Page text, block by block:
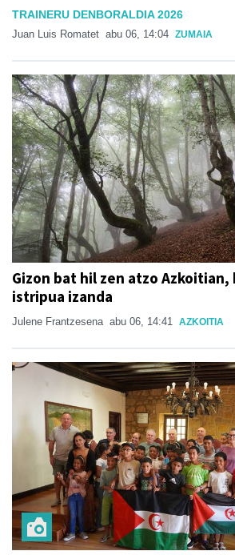
TRAINERU DENBORALDIA 2026
Juan Luis Romatet abu 06, 14:04 ZUMAIA
Gizon bat hil zen atzo Azkoitian,
istripua izanda
Julene Frantzesena abu 06, 14:41 AZKOITIA